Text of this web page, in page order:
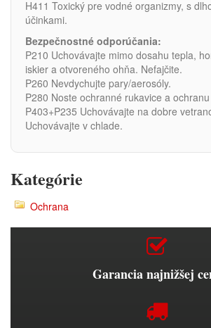
H411 Toxický pre vodné organizmy, s
účinkami.
Bezpečnostné odporúčania:
P210 Uchovávajte mimo dosahu tepla,
iskier a otvoreného ohňa. Nefajčite.
P260 Nevdychujte pary/aerosóly.
P280 Noste ochranné rukavice a
P403+P235 Uchovávajte na dobre
Uchovávajte v chlade.
Kategórie
Ochrana
Garancia najnižšej